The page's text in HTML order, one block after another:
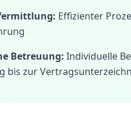
Effizienter
Betreuung: Individuelle
bis zur